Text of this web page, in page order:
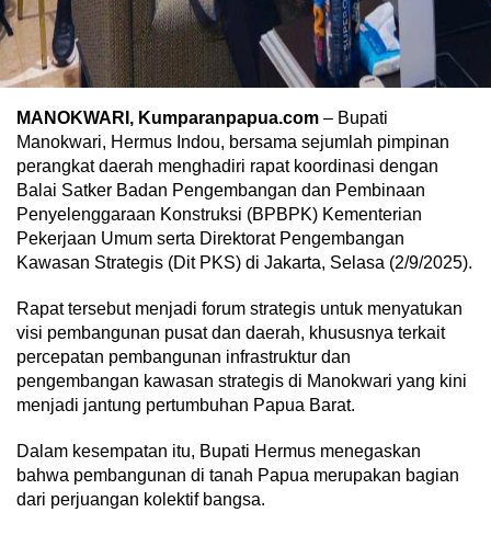
MANOKWARI, Kumparanpapua.com – Bupati
Manokwari, Hermus Indou, bersama sejumlah pimpinan
perangkat daerah menghadiri rapat koordinasi dengan
Balai Satker Badan Pengembangan dan Pembinaan
Penyelenggaraan Konstruksi (BPBPK) Kementerian
Pekerjaan Umum serta Direktorat Pengembangan
Kawasan Strategis (Dit PKS) di Jakarta, Selasa (2/9/2025).
Rapat tersebut menjadi forum strategis untuk menyatukan
visi pembangunan pusat dan daerah, khususnya terkait
percepatan pembangunan infrastruktur dan
pengembangan kawasan strategis di Manokwari yang kini
menjadi jantung pertumbuhan Papua Barat.
Dalam kesempatan itu, Bupati Hermus menegaskan
bahwa pembangunan di tanah Papua merupakan bagian
dari perjuangan kolektif bangsa.